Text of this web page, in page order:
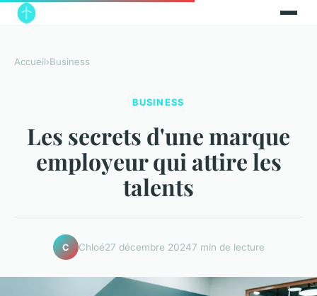
Accueil›Business
BUSINESS
Les secrets d'une marque
employeur qui attire les
talents
C Chloé27 décembre 20247 min de lecture